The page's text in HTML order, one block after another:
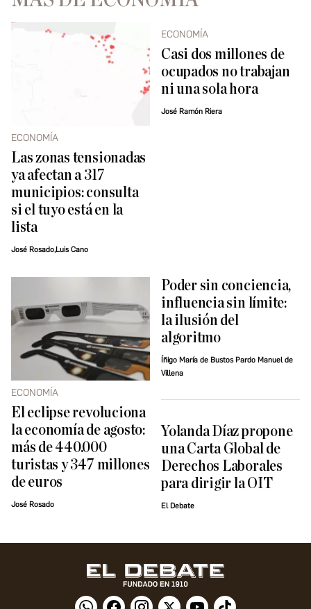
ECONOMÍA
Las zonas tensionadas
ya afectan a 317
municipios: consulta
si el tuyo está en la
lista
José Rosado,Luis Cano
ECONOMÍA
Casi dos millones de
ocupados no trabajan
ni una sola hora
José Ramón Riera
ECONOMÍA
El eclipse revoluciona
la economía de agosto:
más de 440.000
turistas y 347 millones
de euros
José Rosado
Poder sin conciencia,
influencia sin límite:
la ilusión del
algoritmo
Íñigo María de Bustos Pardo Manuel de
Villena
Yolanda Díaz propone
una Carta Global de
Derechos Laborales
para dirigir la OIT
El Debate